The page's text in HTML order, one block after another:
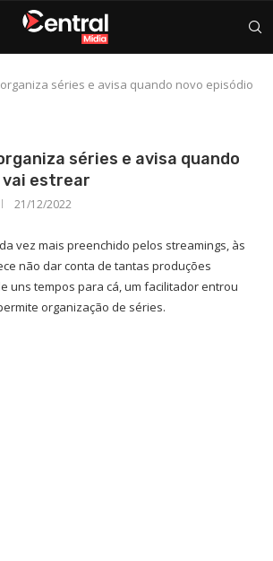
organiza séries e avisa quando novo episódio
séries e avisa quando
vai estrear
21/12/2022
vez mais preenchido pelos streamings, às
não dar conta de tantas produções
uns tempos para cá, um facilitador entrou
organização de séries.